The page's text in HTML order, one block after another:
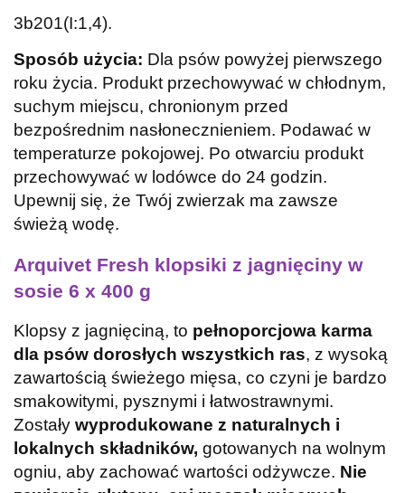
3b201(I:1,4).
Sposób użycia: Dla psów powyżej pierwszego
roku życia. Produkt przechowywać w chłodnym,
suchym miejscu, chronionym przed
bezpośrednim nasłonecznieniem. Podawać w
temperaturze pokojowej. Po otwarciu produkt
przechowywać w lodówce do 24 godzin.
Upewnij się, że Twój zwierzak ma zawsze
świeżą wodę.
Arquivet Fresh klopsiki z jagnięciny w
sosie 6 x 400 g
Klopsy z jagnięciną, to pełnoporcjowa karma
dla psów dorosłych wszystkich ras, z wysoką
zawartością świeżego mięsa, co czyni je bardzo
smakowitymi, pysznymi i łatwostrawnymi.
Zostały wyprodukowane z naturalnych i
lokalnych składników, gotowanych na wolnym
ogniu, aby zachować wartości odżywcze. Nie